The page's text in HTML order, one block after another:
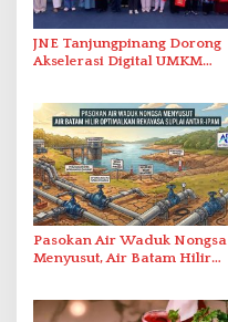
JNE Tanjungpinang Dorong
Akselerasi Digital UMKM
Pasokan Air Waduk Nongsa
Menyusut, Air Batam Hilir